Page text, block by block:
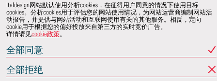
Italdesign网站默认使用分析cookies，在征得用户同意的情况下使用目标
cookies。分析cookies用于评估您的网站使用情况，为网站运营商编制网站活
动报告，并提供与网站活动和互联网使用有关的其他服务。相反，定向
cookie用于根据您的偏好投放来自第三方的实时竞价广告。
详情请见cookie政策。
全部同意
全部拒绝